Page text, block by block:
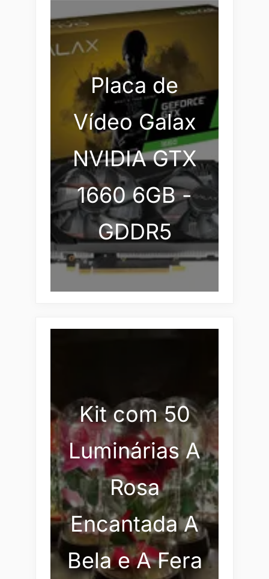
Placa de
Vídeo Galax
NVIDIA GTX
1660 6GB -
GDDR5
Kit com 50
Luminárias A
Rosa
Encantada A
Bela e A Fera